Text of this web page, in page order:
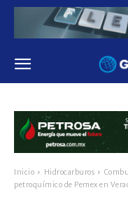
Inicio Hidrocarburos
petroquímico de Pemex en